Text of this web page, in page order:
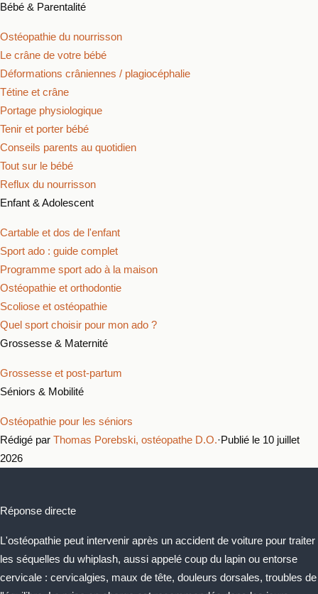
Bébé & Parentalité
Ostéopathie du nourrisson
Le crâne de votre bébé
Déformations crâniennes / plagiocéphalie
Tétine et crâne
Portage physiologique
Tenir et porter bébé
Conseils parents au quotidien
Tout sur le bébé
Reflux du nourrisson
Enfant & Adolescent
Cartable et dos de l'enfant
Sport ado : guide complet
Programme sport ado à la maison
Ostéopathie et orthodontie
Scoliose et ostéopathie
Quel sport choisir pour mon ado ?
Grossesse & Maternité
Grossesse et post-partum
Séniors & Mobilité
Ostéopathie pour les séniors
Rédigé par Thomas Porebski, ostéopathe D.O.·Publié le 10 juillet
2026
Réponse directe
L'ostéopathie peut intervenir après un accident de voiture pour traiter
les séquelles du whiplash, aussi appelé coup du lapin ou entorse
cervicale : cervicalgies, maux de tête, douleurs dorsales, troubles de